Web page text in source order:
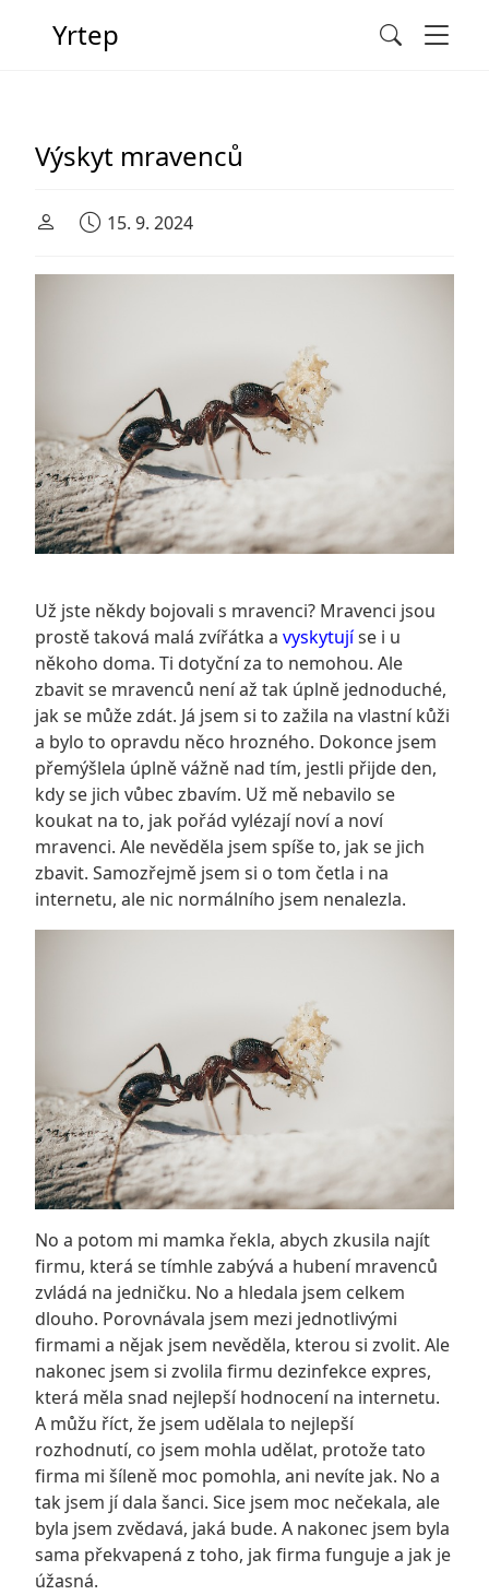
Main Navigation
Yrtep Search
Výskyt mravenců
15. 9. 2024
Už jste někdy bojovali s mravenci? Mravenci jsou
prostě taková malá zvířátka a vyskytujíse i u
někoho doma. Ti dotyční za to nemohou. Ale
zbavit se mravenců není až tak úplně jednoduché,
jak se může zdát. Já jsem si to zažila na vlastní kůži
a bylo to opravdu něco hrozného. Dokonce jsem
přemýšlela úplně vážně nad tím, jestli přijde den,
kdy se jich vůbec zbavím. Už mě nebavilo se
koukat na to, jak pořád vylézají noví a noví
mravenci. Ale nevěděla jsem spíše to, jak se jich
zbavit. Samozřejmě jsem si o tom četla i na
internetu, ale nic normálního jsem nenalezla.
No a potom mi mamka řekla, abych zkusila najít
firmu, která se tímhle zabývá a hubení mravenců
zvládá na jedničku. No a hledala jsem celkem
dlouho. Porovnávala jsem mezi jednotlivými
firmami a nějak jsem nevěděla, kterou si zvolit. Ale
nakonec jsem si zvolila firmu dezinfekce expres,
která měla snad nejlepší hodnocení na internetu.
A můžu říct, že jsem udělala to nejlepší
rozhodnutí, co jsem mohla udělat, protože tato
firma mi šíleně moc pomohla, ani nevíte jak. No a
tak jsem jí dala šanci. Sice jsem moc nečekala, ale
byla jsem zvědavá, jaká bude. A nakonec jsem byla
sama překvapená z toho, jak firma funguje a jak je
úžasná.